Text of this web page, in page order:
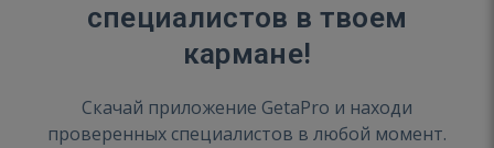
специалистов в твоем
кармане!
Скачай приложение GetaPro и находи
проверенных специалистов в любой момент.